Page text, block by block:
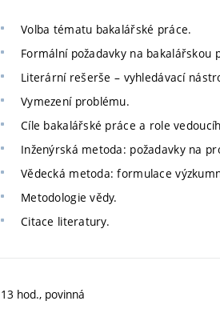
Volba tématu bakalářské práce.
Formální požadavky na bakalářskou
Literární rešerše – vyhledávací
Vymezení problému.
Cíle bakalářské práce a role
Inženýrská metoda: požadavky na
Vědecká metoda: formulace
Metodologie vědy.
Citace literatury.
13 hod., povinná